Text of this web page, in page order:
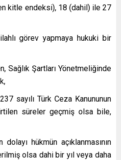
kitle endeksi), 18 (dahil) ile 27
görev yapmaya hukuki bir
Sağlık Şartları Yönetmeliğinde
sayılı Türk Ceza Kanununun
süreler geçmiş olsa bile,
hükmün açıklanmasının
olsa dahi bir yıl veya daha